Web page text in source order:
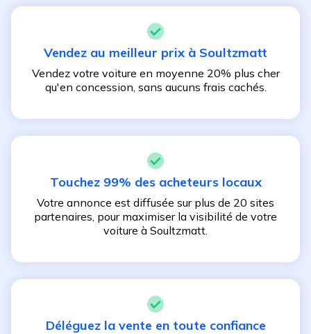
Vendez au meilleur prix à Soultzmatt
Vendez votre voiture en moyenne 20% plus cher
qu'en concession, sans aucuns frais cachés.
Touchez 99% des acheteurs locaux
Votre annonce est diffusée sur plus de 20 sites
partenaires, pour maximiser la visibilité de votre
voiture à Soultzmatt.
Déléguez la vente en toute confiance